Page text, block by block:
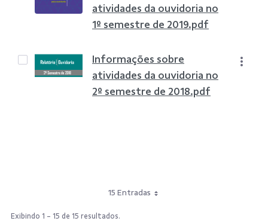
atividades da ouvidoria no
1º semestre de 2019.pdf
Informações sobre
atividades da ouvidoria no
2º semestre de 2018.pdf
15 Entradas
Exibindo 1 - 15 de 15 resultados.